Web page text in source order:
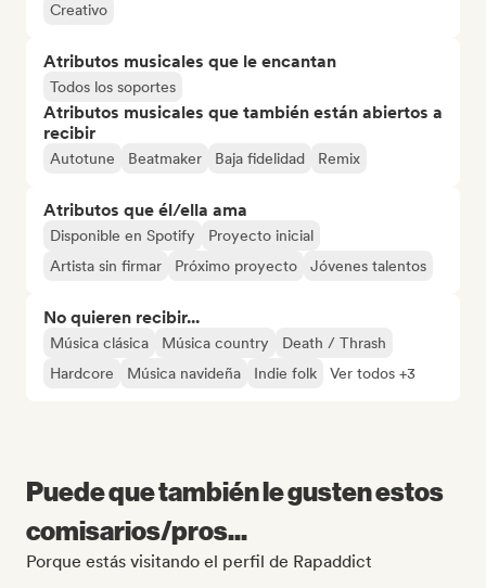
Creativo
Atributos musicales que le encantan
Todos los soportes
Atributos musicales que también están abiertos a
recibir
Autotune Beatmaker Baja fidelidad Remix
Atributos que él/ella ama
Disponible en Spotify
Proyecto inicial
Artista sin firmar
Próximo proyecto Jóvenes talentos
No quieren recibir...
Música clásica Música country
Death / Thrash
Hardcore
Música navideña Indie folk Ver todos +3
Puede que también le gusten estos
comisarios/pros...
Porque estás visitando el perfil de Rapaddict